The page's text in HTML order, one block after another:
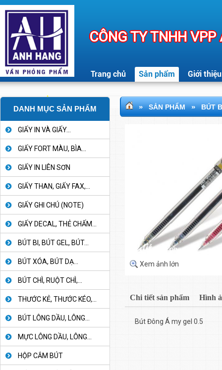
CÔNG TY TNHH
Trang chủ Sản phẩm Giới thiệu
DANH MỤC SẢN PHẨM
GIẤY IN VÀ GIẤY...
GIẤY FORT MÀU, BÌA...
GIẤY IN LIÊN SƠN
GIẤY THAN, GIẤY FAX,...
GIẤY GHI CHÚ (NOTE)
GIẤY DECAL, THẺ CHẤM...
BÚT BI, BÚT GEL, BÚT...
BÚT XÓA, BÚT DẠ...
BÚT CHÌ, RUỘT CHÌ,...
THƯỚC KẺ, THƯỚC KÉO,...
BÚT LÔNG DẦU, LÔNG...
MỰC LÔNG DẦU, LÔNG...
HỘP CẮM BÚT
» SẢN PHẨM » BÚT
Xem ảnh lớn
Chi tiết sản phẩm Hình
Bút Đông Á my gel 0.5